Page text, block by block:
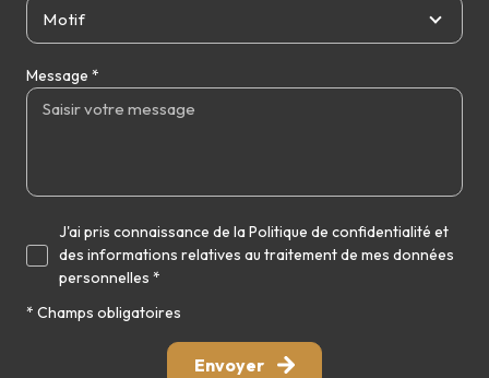
Motif
Message *
J'ai pris connaissance de la Politique de confidentialité et
des informations relatives au traitement de mes données
personnelles *
* Champs obligatoires
Envoyer